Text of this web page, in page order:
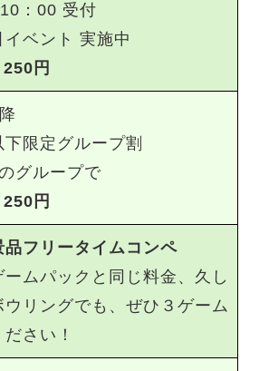
：00 受付
イベント 実施中
円
下限定グループ割
グループで
円
品フリータイムコンペ
ームパックと同じ料金、久し
ウリングでも、ぜひ３ゲーム
さい！